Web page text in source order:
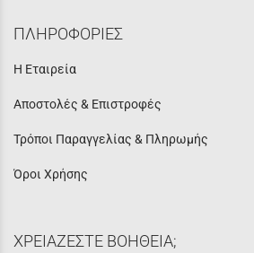
ΠΛΗΡΟΦΟΡΙΕΣ
Η Εταιρεία
Αποστολές & Επιστροφές
Τρόποι Παραγγελίας & Πληρωμής
Όροι Χρήσης
ΧΡΕΙΑΖΕΣΤΕ ΒΟΗΘΕΙΑ;